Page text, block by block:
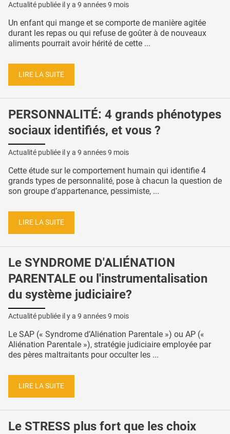
Actualité publiée il y a 9 années 9 mois
Un enfant qui mange et se comporte de manière agitée
durant les repas ou qui refuse de goûter à de nouveaux
aliments pourrait avoir hérité de cette ...
LIRE LA SUITE
PERSONNALITÉ: 4 grands phénotypes
sociaux identifiés, et vous ?
Actualité publiée il y a 9 années 9 mois
Cette étude sur le comportement humain qui identifie 4
grands types de personnalité, pose à chacun la question de
son groupe d’appartenance, pessimiste, ...
LIRE LA SUITE
Le SYNDROME D'ALIÉNATION
PARENTALE ou l'instrumentalisation
du système judiciaire?
Actualité publiée il y a 9 années 9 mois
Le SAP (« Syndrome d’Aliénation Parentale ») ou AP («
Aliénation Parentale »), stratégie judiciaire employée par
des pères maltraitants pour occulter les ...
LIRE LA SUITE
Le STRESS plus fort que les choix